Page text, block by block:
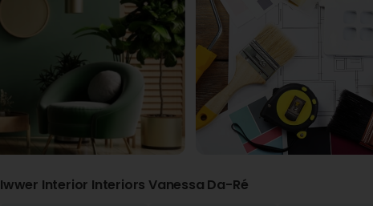
Iwwer Interior Interiors Vanessa Da-Ré